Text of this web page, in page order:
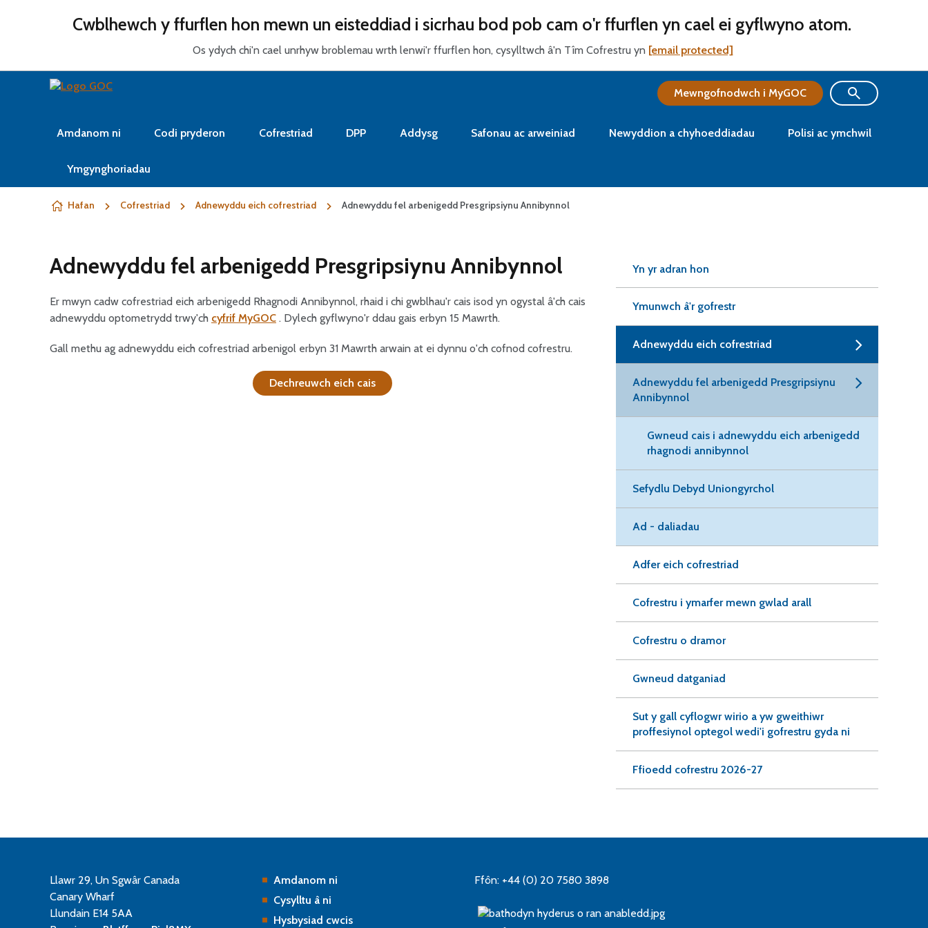
Cwblhewch y ffurflen hon mewn un eisteddiad i sicrhau bod pob cam o'r ffurflen yn cael ei gyflwyno atom.
Os ydych chi'n cael unrhyw broblemau wrth lenwi'r ffurflen hon, cysylltwch â'n Tîm Cofrestru yn [email protected]
Neidio i'r cynnwys
Mewngofnodwch i MyGOC
Amdanom ni Codi pryderon Cofrestriad DPP Addysg Safonau ac arweiniad Newyddion a chyhoeddiadau Polisi ac ymchwil
Ymgynghoriadau
Hafan Cofrestriad Adnewyddu eich cofrestriad Adnewyddu fel arbenigedd Presgripsiynu Annibynnol
Adnewyddu fel arbenigedd Presgripsiynu Annibynnol
Er mwyn cadw cofrestriad eich arbenigedd Rhagnodi Annibynnol, rhaid i chi gwblhau'r cais isod yn ogystal â'ch cais
adnewyddu optometrydd trwy'ch cyfrif MyGOC . Dylech gyflwyno'r ddau gais erbyn 15 Mawrth.
Gall methu ag adnewyddu eich cofrestriad arbenigol erbyn 31 Mawrth arwain at ei dynnu o'ch cofnod cofrestru.
Dechreuwch eich cais
Yn yr adran hon
Ymunwch â'r gofrestr
Adnewyddu eich cofrestriad
Adnewyddu fel arbenigedd Presgripsiynu
Annibynnol
Gwneud cais i adnewyddu eich arbenigedd
rhagnodi annibynnol
Sefydlu Debyd Uniongyrchol
Ad - daliadau
Adfer eich cofrestriad
Cofrestru i ymarfer mewn gwlad arall
Cofrestru o dramor
Gwneud datganiad
Sut y gall cyflogwr wirio a yw gweithiwr
proffesiynol optegol wedi'i gofrestru gyda ni
Ffioedd cofrestru 2026-27
Llawr 29, Un Sgwâr Canada
Canary Wharf
Llundain E14 5AA
Amdanom ni
Cysylltu â ni
Hysbysiad cwcis
Ffôn: +44 (0) 20 7580 3898